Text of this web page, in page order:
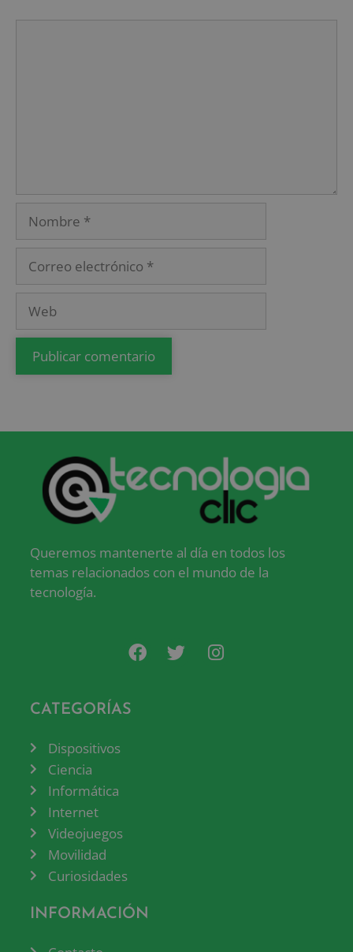
Queremos mantenerte al día en todos los
temas relacionados con el mundo de la
tecnología.
CATEGORÍAS
Dispositivos
Ciencia
Informática
Internet
Videojuegos
Movilidad
Curiosidades
INFORMACIÓN